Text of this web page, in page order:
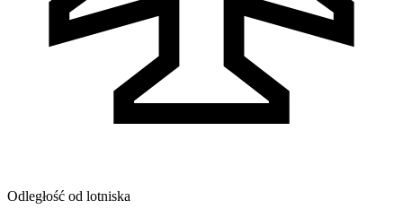
Odległość od lotniska